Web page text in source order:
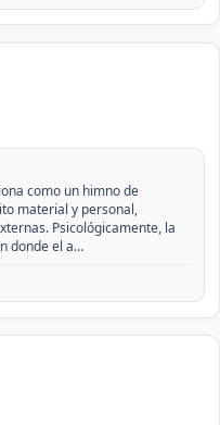
como un himno de
material y personal,
Psicológicamente, la
donde el a…